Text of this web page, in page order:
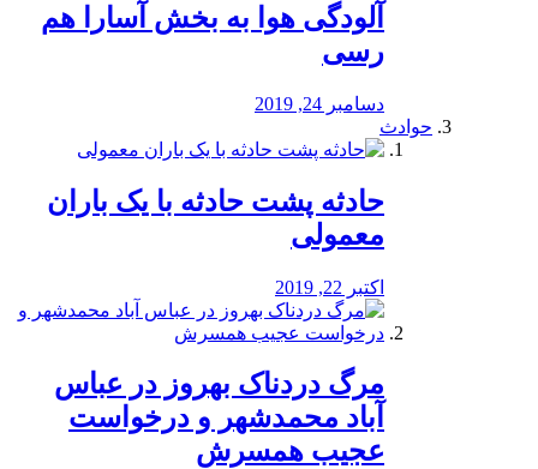
آلودگی هوا به بخش آسارا هم
رسی
دسامبر 24, 2019
حوادث
️حادثه پشت حادثه با یک باران
معمولی
اکتبر 22, 2019
مرگ دردناک بهروز در عباس
آباد محمدشهر و درخواست
عجیب همسرش